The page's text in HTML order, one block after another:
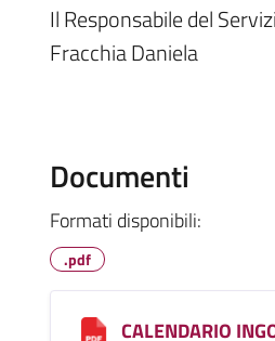
Il Responsabile del
Fracchia Daniela
Documenti
Formati disponibili:
.pdf
CALENDARIO